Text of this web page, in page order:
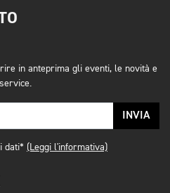
in anteprima gli eventi, le novità e
INVIA
dati* (Leggi l'informativa)